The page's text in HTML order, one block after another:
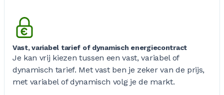
Vast, variabel tarief of dynamisch energiecontract
Je kan vrij kiezen tussen een vast, variabel of
dynamisch tarief. Met vast ben je zeker van de prijs,
met variabel of dynamisch volg je de markt.